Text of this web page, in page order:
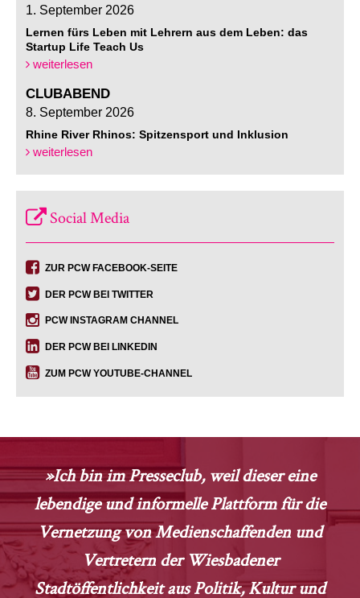
1. September 2026
Lernen fürs Leben mit Lehrern aus dem Leben: das
Startup Life Teach Us
weiterlesen
CLUBABEND
8. September 2026
Rhine River Rhinos: Spitzensport und Inklusion
weiterlesen
Social Media
ZUR PCW FACEBOOK-SEITE
DER PCW BEI TWITTER
PCW INSTAGRAM CHANNEL
DER PCW BEI LINKEDIN
ZUM PCW YOUTUBE-CHANNEL
»Ich bin im Presseclub, weil dieser eine
lebendige und informelle Plattform für die
Vernetzung von Medienschaffenden und
Vertretern der Wiesbadener
Stadtöffentlichkeit aus Politik, Kultur und